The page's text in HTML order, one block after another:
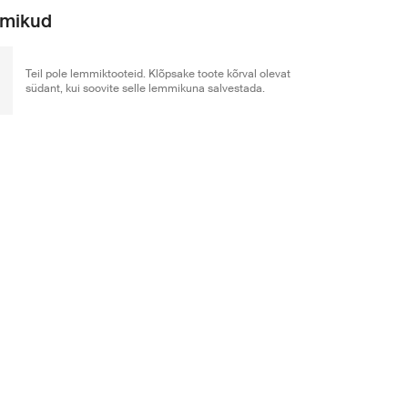
Teil pole lemmiktooteid. Klõpsake toote kõrval olevat
südant, kui soovite selle lemmikuna salvestada.